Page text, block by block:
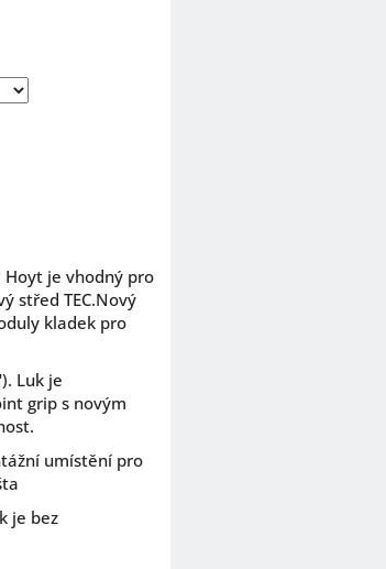
Hoyt je vhodný pro
střed TEC.Nový
kladek pro
Luk je
grip s novým
umístění pro
je bez